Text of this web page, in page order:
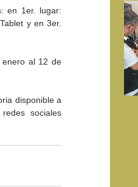
en 1er. lugar:
y en 3er.
enero al 12 de
disponible a
sociales
CEART Mexicali, oferta
verano